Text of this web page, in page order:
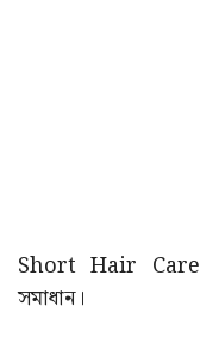
Short Hair
সমাধান।